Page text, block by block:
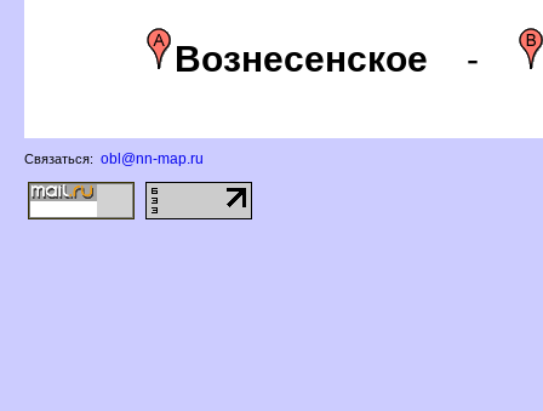
ознесенское -
Связаться: obl@nn-map.ru